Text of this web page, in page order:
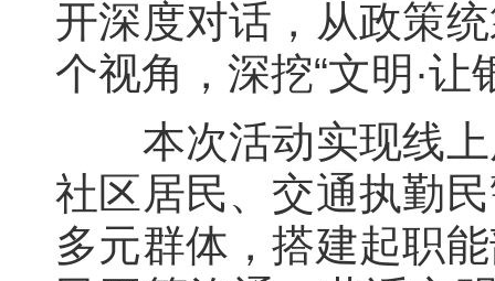
开深度对话，从政策
个视角，深挖“文明·
本次活动实现线上
社区居民、交通执勤
多元群体，搭建起职